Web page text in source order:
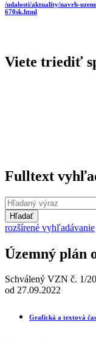
/udalosti/aktuality/navrh-
670sk.html
Viete triediť
Fulltext
Hľadať
rozšírené vyhľadávanie
Územný plán
Schválený VZN č. 1/
od 27.09.2022
Grafická a textová